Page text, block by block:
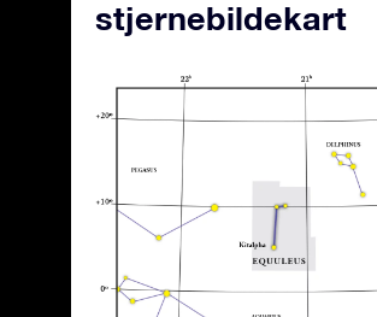
stjernebildekart